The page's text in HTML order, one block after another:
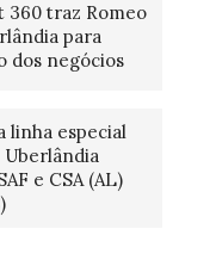
360 traz Romeo
para
dos negócios
linha especial
e CSA (AL)